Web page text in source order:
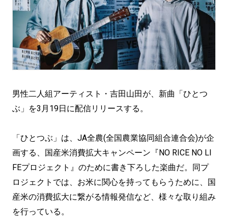
男性二人組アーティスト・吉田山田が、新曲「ひとつ
ぶ」を3月19日に配信リリースする。
「ひとつぶ」は、JA全農(全国農業協同組合連合会)が企
画する、国産米消費拡大キャンペーン『NO RICE NO LI
FEプロジェクト』のために書き下ろした楽曲だ。同プ
ロジェクトでは、お米に関心を持ってもらうために、国
産米の消費拡大に繋がる情報発信など、様々な取り組み
を行っている。